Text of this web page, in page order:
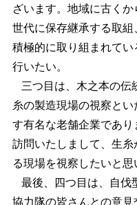
ざいます。地域に古く
世代に保存継承する取
積極的に取り組まれて
行いたい。
三つ目は、木之本の伝
糸の製造現場の視察と
す有名な老舗企業であ
訪問いたしまして、生
る現場を視察したいと思
最後、四つ目は、自伐
協力隊の皆さんとの意